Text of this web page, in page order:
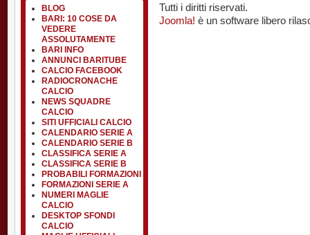
BLOG
BARI: 10 COSE DA
VEDERE
ASSOLUTAMENTE
BARI INFO
ANNUNCI BARITUBE
CALCIO FACEBOOK
RADIOCRONACHE
CALCIO
NEWS SQUADRE
CALCIO
SITI UFFICIALI CALCIO
CALENDARIO SERIE A
CALENDARIO SERIE B
CLASSIFICA SERIE A
CLASSIFICA SERIE B
PROBABILI FORMAZIONI
FORMAZIONI SERIE A
NUMERI MAGLIE
CALCIO
DESKTOP SFONDI
CALCIO
Tutti i diritti riservati.
Joomla! è un software libero